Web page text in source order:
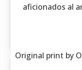
aficionados al
Original print by